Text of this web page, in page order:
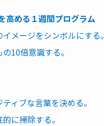
高める１週間プログラム
メージをシンボルにする。
10倍意識する。
ィブな言葉を決める。
に掃除する。